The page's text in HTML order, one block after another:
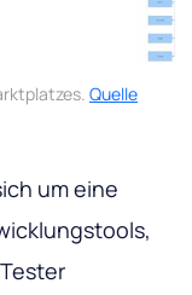
Quelle
um eine